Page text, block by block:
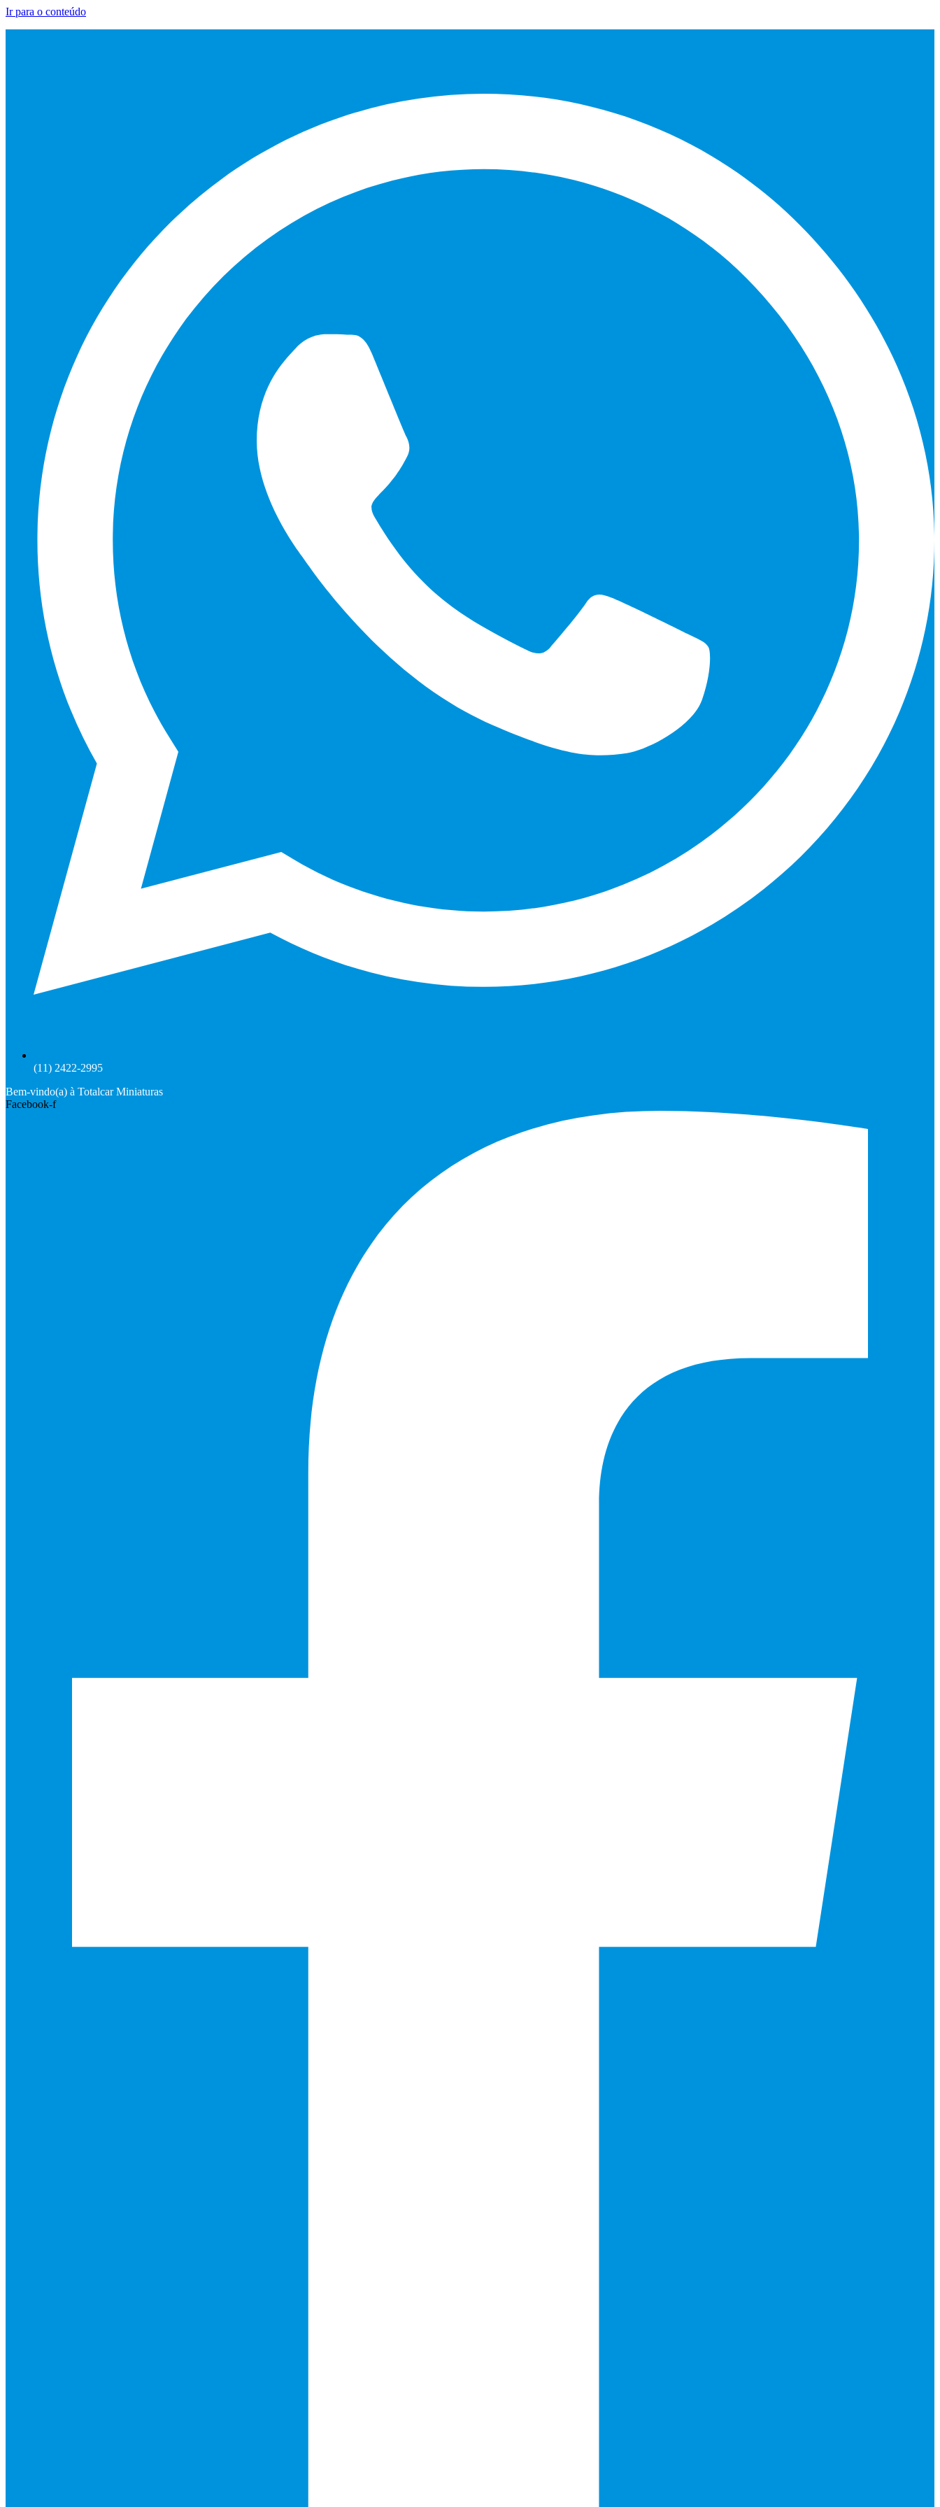
Ir para o conteúdo
(11) 2422-2995
Bem-vindo(a) à Totalcar Miniaturas
Facebook-f